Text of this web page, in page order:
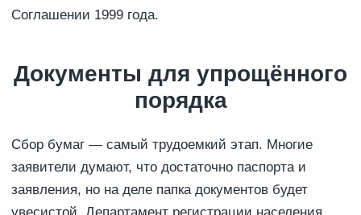
Соглашении 1999 года.
Документы для упрощённого
порядка
Сбор бумаг — самый трудоемкий этап. Многие
заявители думают, что достаточно паспорта и
заявления, но на деле папка документов будет